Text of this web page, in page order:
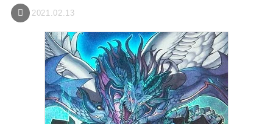
2021.02.13